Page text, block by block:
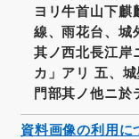
ヨリ牛首山下麒
線、雨花台、城
其ノ西北長 江
カ」アリ 五、
門部其ノ他ニ於
資料画像の利用に